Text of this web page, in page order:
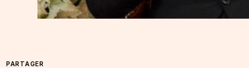
PARTAGER